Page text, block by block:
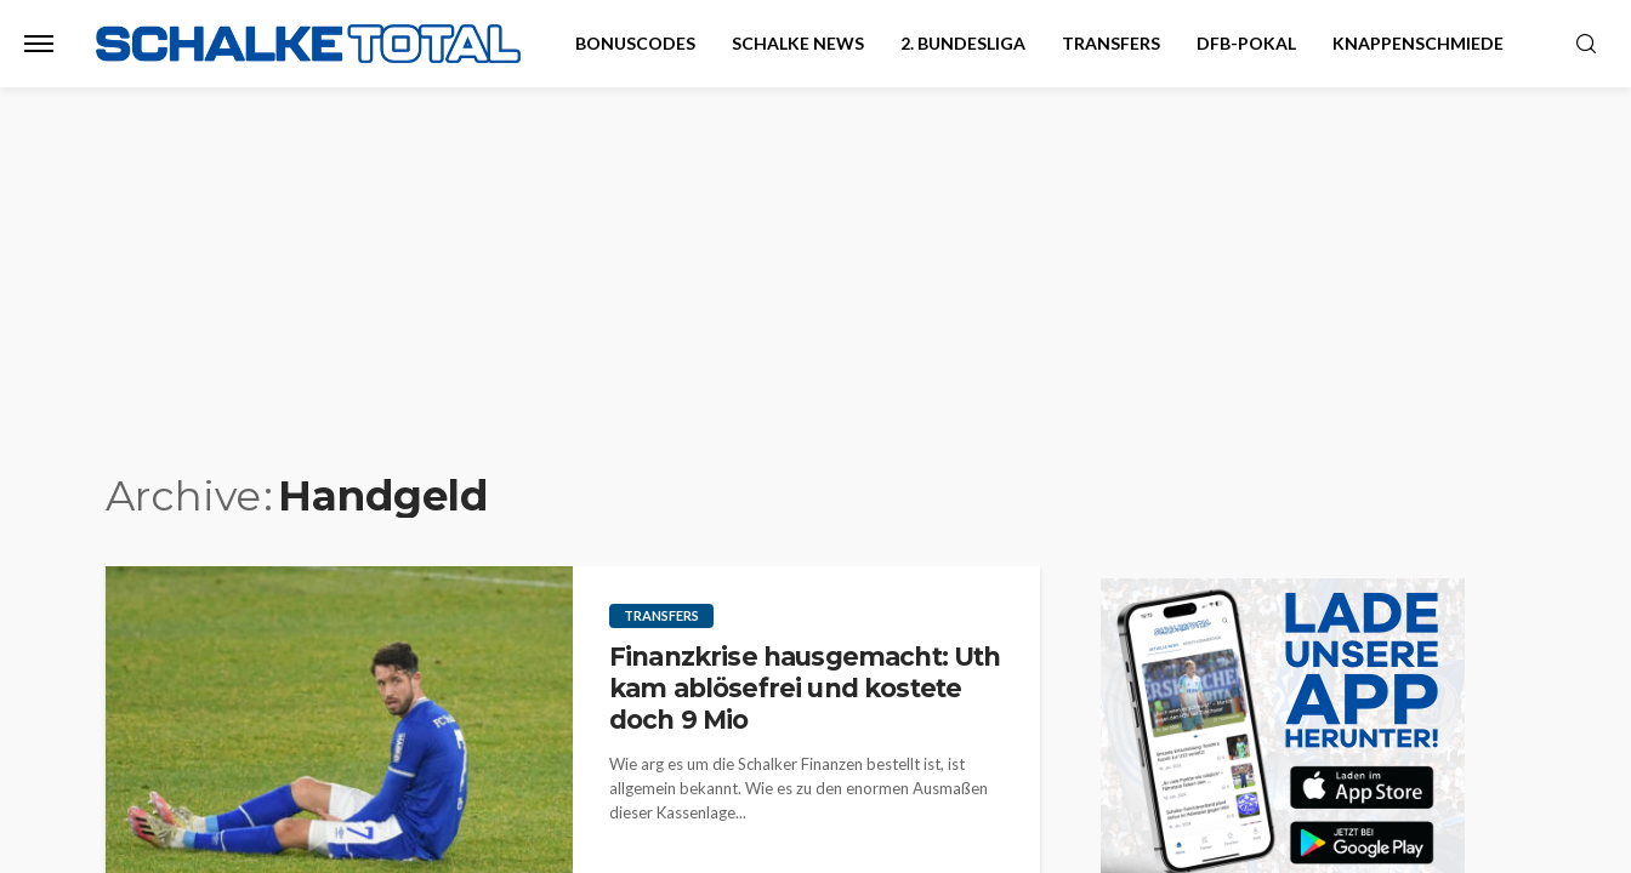
BONUSCODES SCHALKE NEWS 2. BUNDESLIGA TRANSFERS DFB-POKAL KNAPPENSCHMIEDE
Archive Handgeld
TRANSFERS
Finanzkrise hausgemacht: Uth
kam ablösefrei und kostete
doch 9 Mio
Wie arg es um die Schalker Finanzen bestellt ist, ist
allgemein bekannt. Wie es zu den enormen Ausmaßen
dieser Kassenlage...